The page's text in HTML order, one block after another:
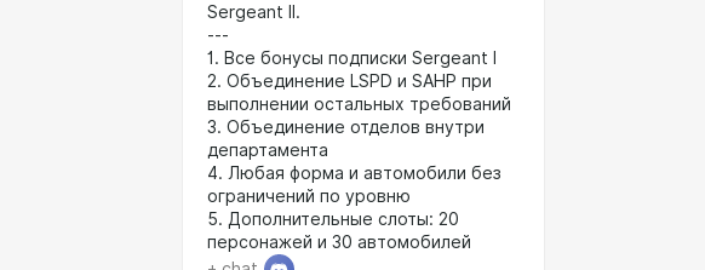
Sergeant II.
---
1. Все бонусы подписки Sergeant I
2. Объединение LSPD и SAHP при
выполнении остальных требований
3. Объединение отделов внутри
департамента
4. Любая форма и автомобили без
ограничений по уровню
5. Дополнительные слоты: 20
персонажей и 30 автомобилей